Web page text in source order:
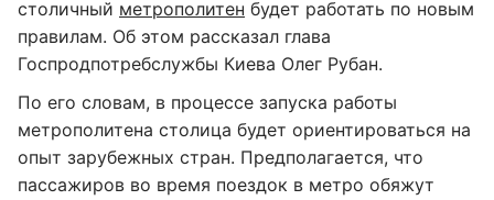
столичный метрополитен будет работать по новым
правилам. Об этом рассказал глава
Госпродпотребслужбы Киева Олег Рубан.
По его словам, в процессе запуска работы
метрополитена столица будет ориентироваться на
опыт зарубежных стран. Предполагается, что
пассажиров во время поездок в метро обяжут